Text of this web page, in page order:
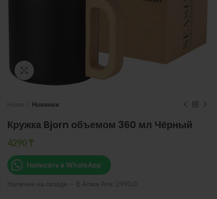
Новинки
Кружка Bjorn объемом 360 мл Чёрный
4290₸
Написать в WhatsApp
Наличие на складе — В Алма-Ате: 2990.0